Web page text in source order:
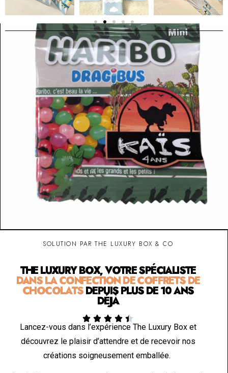
SOLUTION PAR THE LUXURY BOX & CO
THE LUXURY BOX, VOTRE SPÉCIALISTE
DANS LA CONFECTION DE COFFRETS DE
CHOCOLATSDEPUIS PLUS DE 10 ANS
DÉJÀ
    
Lancez-vous dans l’expérience The Luxury Box et
découvrez le plaisir d’attendre et de recevoir nos
créations soigneusement emballée.